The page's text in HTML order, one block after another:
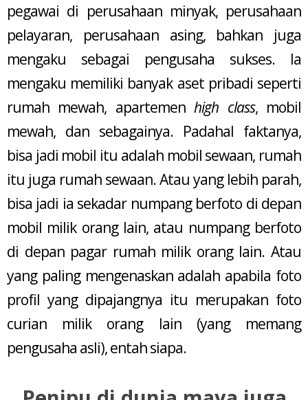
pegawai di perusahaan minyak, perusahaan
pelayaran, perusahaan asing, bahkan juga
mengaku sebagai pengusaha sukses. Ia
mengaku memiliki banyak aset pribadi seperti
rumah mewah, apartemenhigh class, mobil
mewah, dan sebagainya. Padahal faktanya,
bisa jadi mobil itu adalah mobil sewaan, rumah
itu juga rumah sewaan. Atau yang lebih parah,
bisa jadi ia sekadar numpang berfoto di depan
mobil milik orang lain, atau numpang berfoto
di depan pagar rumah milik orang lain. Atau
yang paling mengenaskan adalah apabila foto
profil yang dipajangnya itu merupakan foto
curian milik orang lain (yang memang
pengusaha asli), entah siapa.